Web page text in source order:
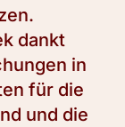
dankt
in
für die
und die